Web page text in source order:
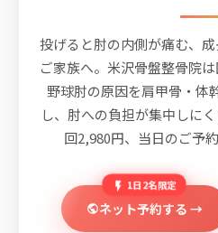
投げると肘の内側が痛む、
ご家族へ。米沢骨盤整骨院
野球肘の原因を肩甲骨・体
し、肘への負担が集中しに
回2,980円、当日のご予
1日2名限定
ネット予約する →